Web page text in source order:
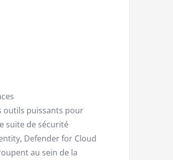
outils puissants pour
suite de sécurité
Defender for Cloud
au sein de la